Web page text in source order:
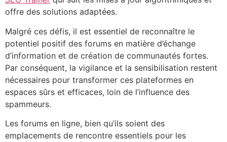
offre des solutions adaptées.
Malgré ces défis, il est essentiel de reconnaître le
potentiel positif des forums en matière d’échange
d’information et de création de communautés fortes.
Par conséquent, la vigilance et la sensibilisation restent
nécessaires pour transformer ces plateformes en
espaces sûrs et efficaces, loin de l’influence des
spammeurs.
Les forums en ligne, bien qu’ils soient des
emplacements de rencontre essentiels pour les